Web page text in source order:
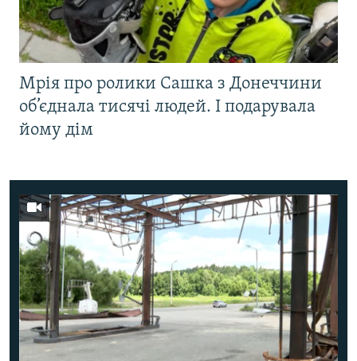
Мрія про ролики Сашка з Донеччини
об’єднала тисячі людей. І подарувала
йому дім